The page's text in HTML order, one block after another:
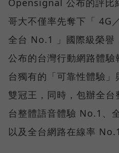
哥大不僅率先奪下「 4G
全台 No.1 」國際級榮
公布的台灣行動網路體
台獨有的「可靠性體驗
雙冠王，同時，包辦全
台整體語音體驗 No.1、
以及全台網路在線率